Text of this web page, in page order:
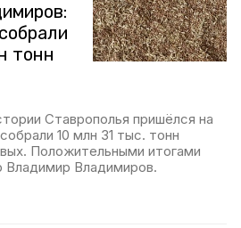
тонн
Ставрополья пришёлся на
10 млн 31 тыс. тонн
Положительными итогами
Владимир Владимиров.